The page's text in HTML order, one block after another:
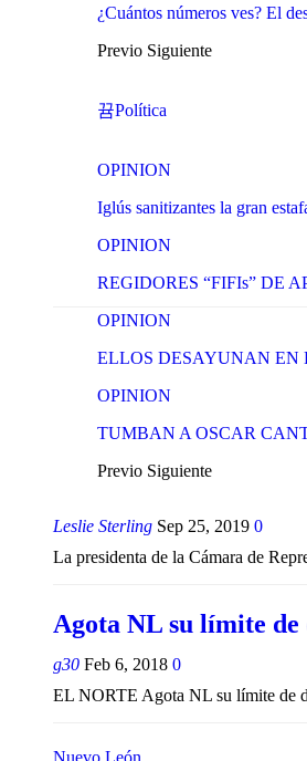
¿Cuántos números ves? El
Previo Siguiente
Política
OPINION
Iglús sanitizantes la gran
OPINION
REGIDORES “FIFIs” DE
OPINION
ELLOS DESAYUNAN EN
OPINION
TUMBAN A OSCAR
Previo Siguiente
Leslie Sterling Sep 25, 2019 0
La presidenta de la Cámara de
Agota NL su límite
g30 Feb 6, 2018 0
EL NORTE Agota NL su límite de
Nuevo León